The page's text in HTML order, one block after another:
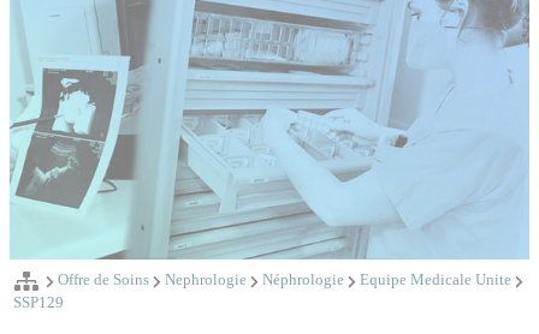
Offre de Soins Nephrologie Néphrologie
Equipe Medicale Unite
SSP129